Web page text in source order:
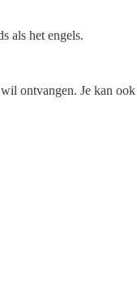
als het engels.
ontvangen. Je kan ook